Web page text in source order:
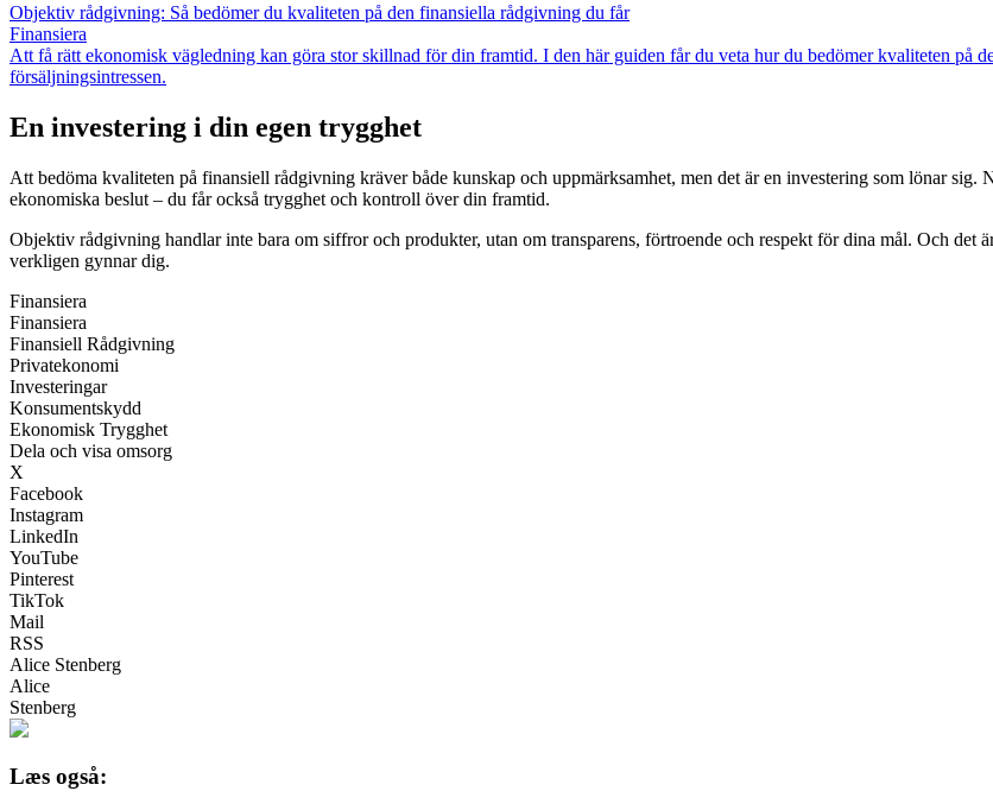
Objektiv rådgivning: Så bedömer du kvaliteten på den finansiella rådgivning du får
Finansiera
Att få rätt ekonomisk vägledning kan göra stor skillnad för din framtid. I den här guiden får du veta hur du bedömer kvaliteten på
försäljningsintressen.
En investering i din egen trygghet
Att bedöma kvaliteten på finansiell rådgivning kräver både kunskap och uppmärksamhet, men det är en investering som lönar
ekonomiska beslut – du får också trygghet och kontroll över din framtid.
Objektiv rådgivning handlar inte bara om siffror och produkter, utan om transparens, förtroende och respekt för dina mål. Och det
verkligen gynnar dig.
Finansiera
Finansiera
Finansiell Rådgivning
Privatekonomi
Investeringar
Konsumentskydd
Ekonomisk Trygghet
Dela och visa omsorg
X
Facebook
Instagram
LinkedIn
YouTube
Pinterest
TikTok
Mail
RSS
Alice Stenberg
Alice
Stenberg
Læs også: